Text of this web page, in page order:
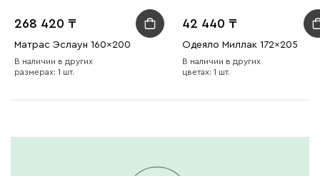
268 420
Матрас Эслаун 160x200
В наличии в других
размерах: 1 шт.
42 440
Одеяло Миллак 172x205
В наличии в других
цветах: 1 шт.